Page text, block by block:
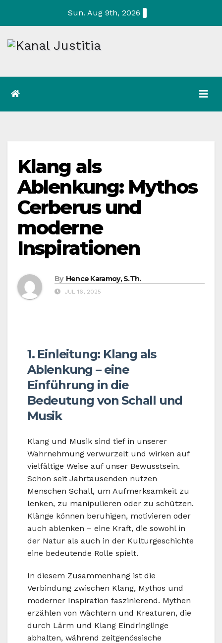
Sun. Aug 9th, 2026
Klang als
Ablenkung: Mythos
Cerberus und
moderne
Inspirationen
By Hence Karamoy, S.Th.
JUL 16, 2025
1. Einleitung: Klang als
Ablenkung – eine
Einführung in die
Bedeutung von Schall und
Musik
Klang und Musik sind tief in unserer
Wahrnehmung verwurzelt und wirken auf
vielfältige Weise auf unser Bewusstsein.
Schon seit Jahrtausenden nutzen
Menschen Schall, um Aufmerksamkeit zu
lenken, zu manipulieren oder zu schützen.
Klänge können beruhigen, motivieren oder
auch ablenken – eine Kraft, die sowohl in
der Natur als auch in der Kulturgeschichte
eine bedeutende Rolle spielt.
In diesem Zusammenhang ist die
Verbindung zwischen Klang, Mythos und
moderner Inspiration faszinierend. Mythen
erzählen von Wächtern und Kreaturen, die
durch Lärm und Klang Eindringlinge
abhalten, während zeitgenössische